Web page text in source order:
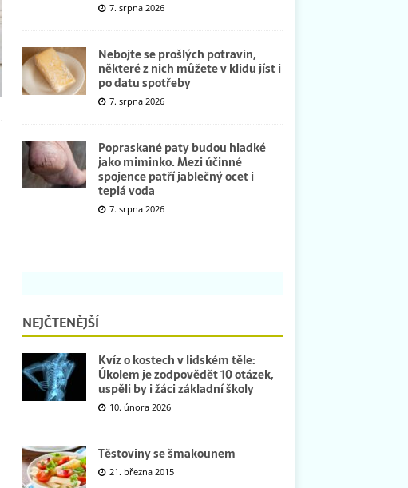
7. srpna 2026
Nebojte se prošlých potravin,
některé z nich můžete v klidu jíst i
po datu spotřeby
7. srpna 2026
Popraskané paty budou hladké
jako miminko. Mezi účinné
spojence patří jablečný ocet i
teplá voda
7. srpna 2026
NEJČTENĚJŠÍ
Kvíz o kostech v lidském těle:
Úkolem je zodpovědět 10 otázek,
uspěli by i žáci základní školy
10. února 2026
Těstoviny se šmakounem
21. března 2015